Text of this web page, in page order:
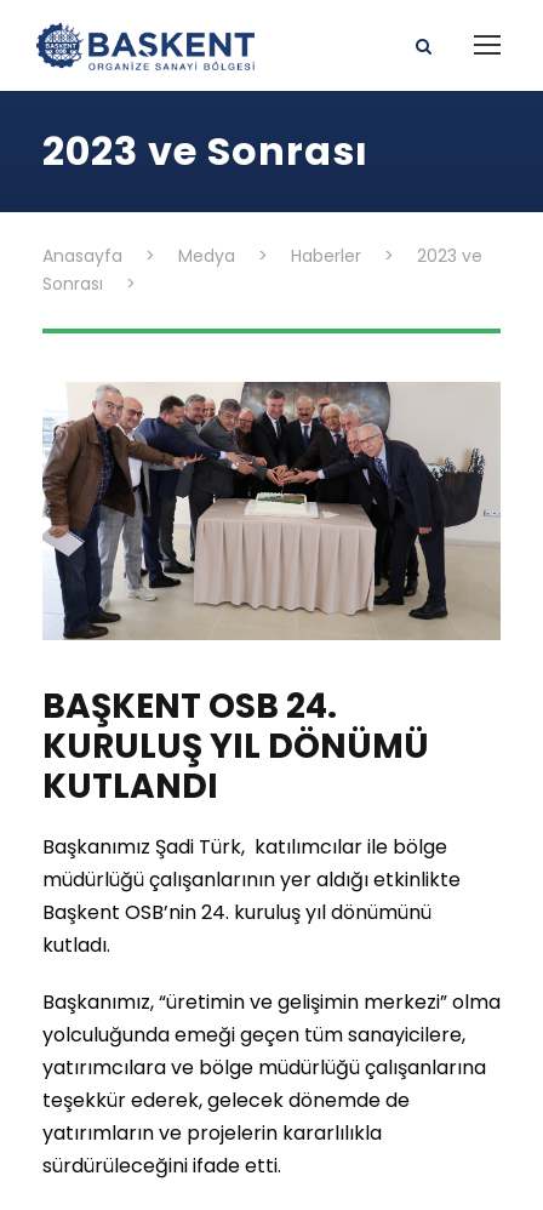
2023 ve Sonrası
Anasayfa > Medya > Haberler >
2023 ve
Sonrası
>
BAŞKENT OSB 24.
KURULUŞ YIL DÖNÜMÜ
KUTLANDI
Başkanımız Şadi Türk, katılımcılar ile bölge
müdürlüğü çalışanlarının yer aldığı etkinlikte
Başkent OSB’nin 24. kuruluş yıl dönümünü
kutladı.
Başkanımız, “üretimin ve gelişimin merkezi” olma
yolculuğunda emeği geçen tüm sanayicilere,
yatırımcılara ve bölge müdürlüğü çalışanlarına
teşekkür ederek, gelecek dönemde de
yatırımların ve projelerin kararlılıkla
sürdürüleceğini ifade etti.